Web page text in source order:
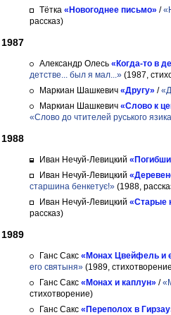
Тётка «Новогоднее письмо» /
рассказ)
1987
Александр Олесь «Когда-то в
детстве... был я мал...» (1987,
Маркиан Шашкевич «Другу» /
Маркиан Шашкевич «Слово к
«Слово до чтителей руського
1988
Иван Нечуй-Левицкий
Иван Нечуй-Левицкий
старшина бенкетує!» (1988,
Иван Нечуй-Левицкий «Старые
рассказ)
1989
Ганс Сакс «Монах Цвейфель и
его святыня» (1989,
Ганс Сакс «Монах и каплун» /
стихотворение)
Ганс Сакс «Переполох в